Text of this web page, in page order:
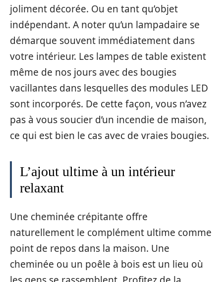
joliment décorée. Ou en tant qu’objet
indépendant. A noter qu’un lampadaire se
démarque souvent immédiatement dans
votre intérieur. Les lampes de table existent
même de nos jours avec des bougies
vacillantes dans lesquelles des modules LED
sont incorporés. De cette façon, vous n’avez
pas à vous soucier d’un incendie de maison,
ce qui est bien le cas avec de vraies bougies.
L’ajout ultime à un intérieur
relaxant
Une cheminée crépitante offre
naturellement le complément ultime comme
point de repos dans la maison. Une
cheminée ou un poêle à bois est un lieu où